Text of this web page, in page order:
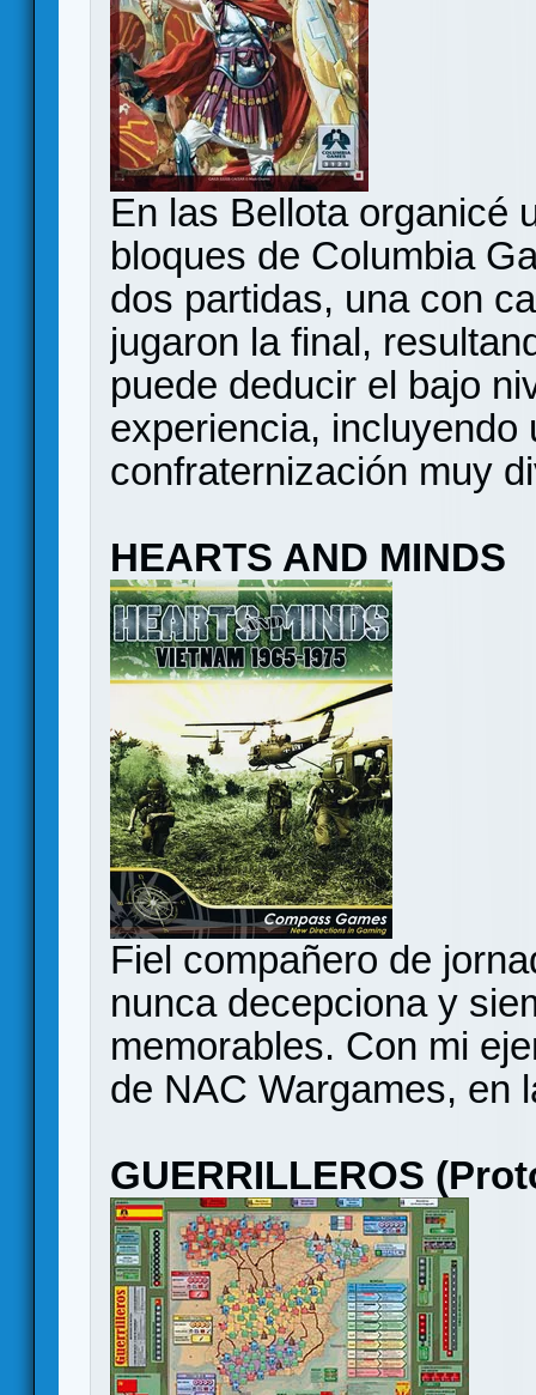
En las Bellota organicé
bloques de Columbia
dos partidas, una con
jugaron la final,
puede deducir el bajo
experiencia, incluyendo
confraternización muy
HEARTS AND MINDS
Fiel compañero de
nunca decepciona y
memorables. Con mi
de NAC Wargames, en
GUERRILLEROS